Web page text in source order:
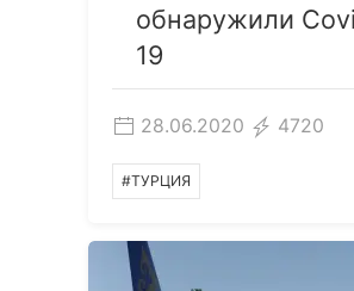
обнаружили
19
28.06.2020 4720
#ТУРЦИЯ